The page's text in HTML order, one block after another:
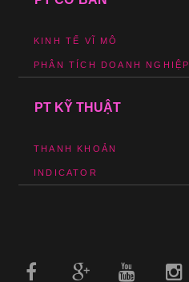
KINH TẾ VĨ MÔ
PHÂN TÍCH DOANH NGHIỆP
PT KỸ THUẬT
THANH KHOẢN
INDICATOR